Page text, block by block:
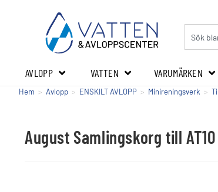
AVLOPP VATTEN VARUMÄRKEN
Hem > Avlopp > ENSKILT AVLOPP > Minireningsverk >
August Samlingskorg till AT10